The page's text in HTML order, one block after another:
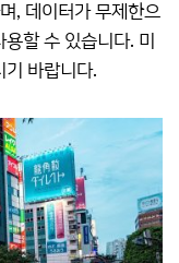
, 데이터가 무제한으
할 수 있습니다. 미
기 바랍니다.